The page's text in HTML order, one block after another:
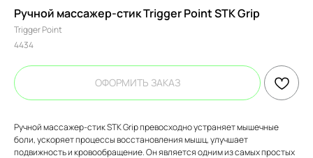
Ручной массажер-стик Trigger Point STK Grip
Trigger Point
4434
ОФОРМИТЬ ЗАКАЗ
Ручной массажер-стик STK Grip превосходно устраняет мышечные
боли, ускоряет процессы восстановления мышц, улучшает
подвижность и кровообращение. Он является одним из самых простых